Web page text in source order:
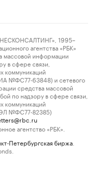
1995–
агентства «РБК»
массовой информации
в сфере связи,
коммуникаций
№ФС77-63848) и сетевого
средства массовой
по надзору в сфере связи,
коммуникаций
ЭЛ №ФС77-82385)
агентство «РБК».
Петербургская биржа